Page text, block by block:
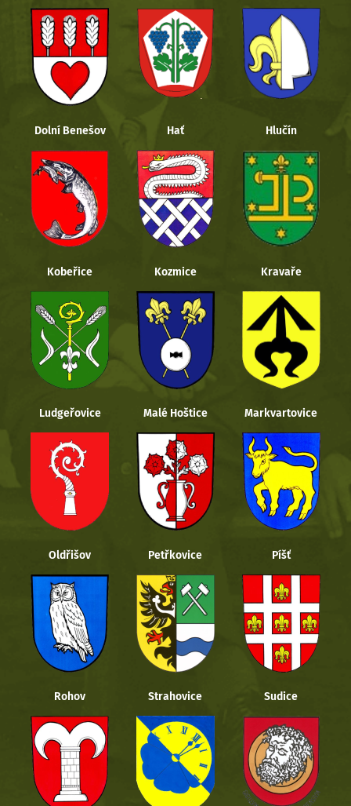
Dolní Benešov Hať Hlučín
Kobeřice Kozmice Kravaře
Ludgeřovice Malé Hoštice Markvartovice
Oldřišov Petřkovice Píšť
Rohov Strahovice Sudice